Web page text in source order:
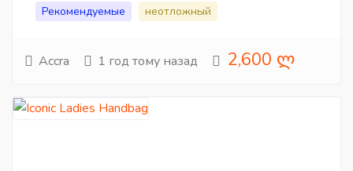
Рекомендуемые неотложный
Accra 1 год тому назад 2,600 ლ